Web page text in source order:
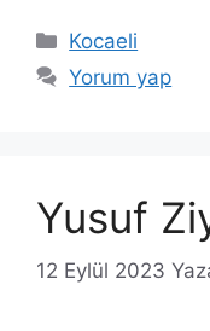
Kategoriler
Kocaeli
Yorum yap
Yusuf
12 Eylül 2023